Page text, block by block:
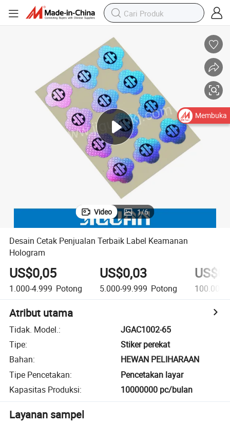
Video 1/6
Desain Cetak Penjualan Terbaik Label Keamanan
Hologram
US$0,05
1.000-4.999 Potong
US$0,03
5.000-99.999 Potong 100.000+
Atribut utama
Tidak. Model.:
JGAC1002-65
Tipe:
Stiker perekat
Bahan:
HEWAN PELIHARAAN
Tipe Pencetakan:
Pencetakan layar
Kapasitas Produksi: 10000000 pc/bulan
Layanan sampel
Membuka